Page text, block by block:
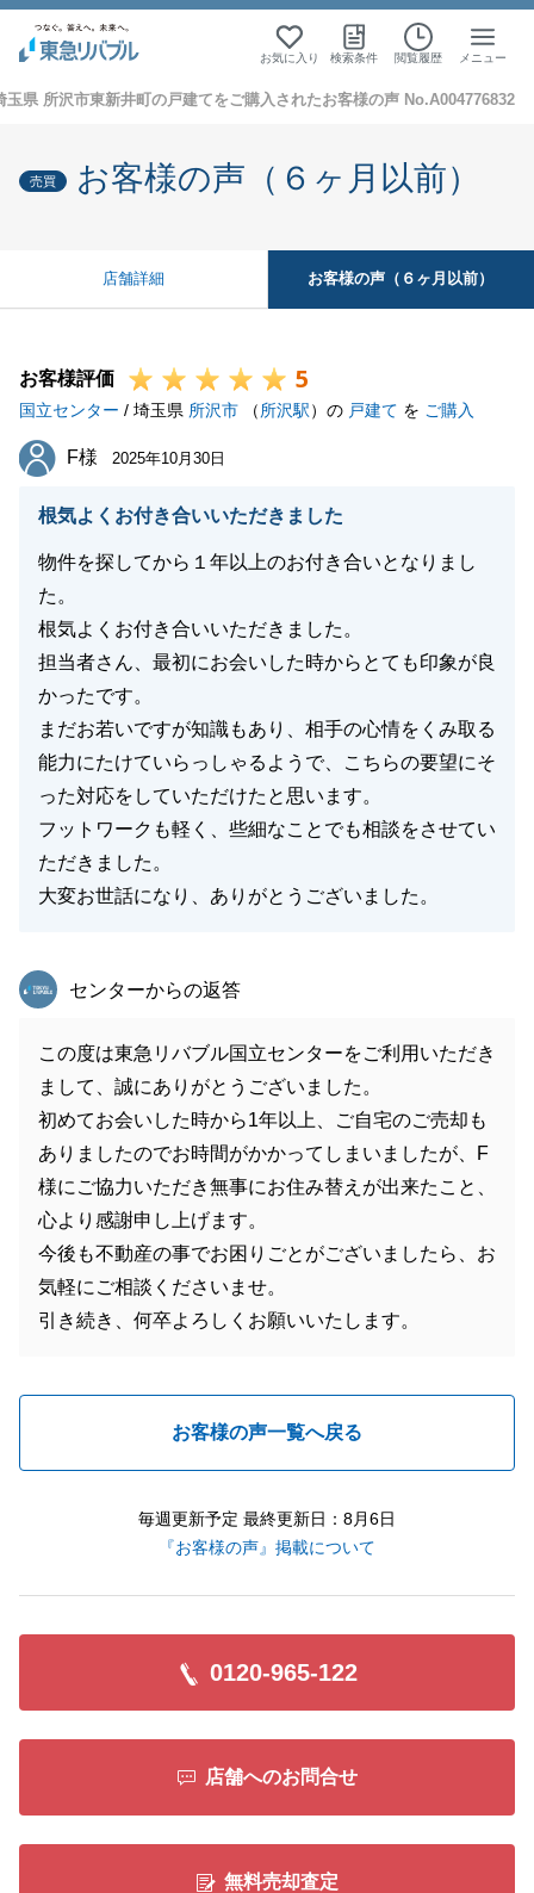
お気に入り 検索条件 閲覧履歴 メニュー
玉県 所沢市東新井町の戸建てをご購入されたお客様の声 No.A004776832
売買 お客様の声（６ヶ月以前）
店舗詳細 お客様の声（６ヶ月以前）
お客様評価 5
国立センター / 埼玉県 所沢市 （所沢駅）の 戸建て を ご購入
F様
F様 2025年10月30日
根気よくお付き合いいただきました
物件を探してから１年以上のお付き合いとなりまし
た。
根気よくお付き合いいただきました。
担当者さん、最初にお会いした時からとても印象が良
かったです。
まだお若いですが知識もあり、相手の心情をくみ取る
能力にたけていらっしゃるようで、こちらの要望にそ
った対応をしていただけたと思います。
フットワークも軽く、些細なことでも相談をさせてい
ただきました。
大変お世話になり、ありがとうございました。
東急リバブル
センターからの返答
この度は東急リバブル国立センターをご利用いただき
まして、誠にありがとうございました。
初めてお会いした時から1年以上、ご自宅のご売却も
ありましたのでお時間がかかってしまいましたが、F
様にご協力いただき無事にお住み替えが出来たこと、
心より感謝申し上げます。
今後も不動産の事でお困りごとがございましたら、お
気軽にご相談くださいませ。
引き続き、何卒よろしくお願いいたします。
お客様の声一覧へ戻る
毎週更新予定 最終更新日：8月6日
『お客様の声』掲載について
0120-965-122
店舗へのお問合せ
無料売却査定